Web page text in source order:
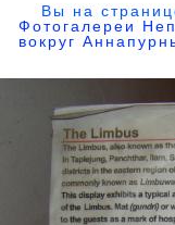
Вы на
Фотогалереи
вокруг